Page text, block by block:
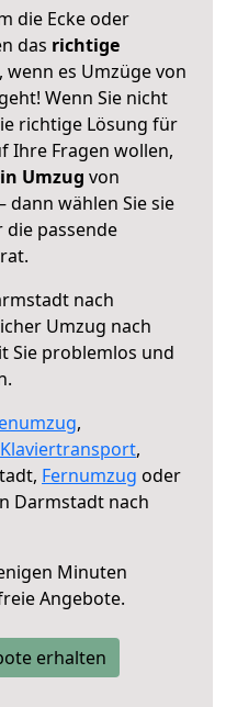
die Ecke oder
das richtige
wenn es Umzüge von
Wenn Sie nicht
richtige Lösung für
Ihre Fragen wollen,
Umzug von
dann wählen Sie sie
passende
nach
Umzug nach
Sie problemlos und
,
Klaviertransport,
Fernumzug oder
Darmstadt nach
Minuten
Angebote.
erhalten